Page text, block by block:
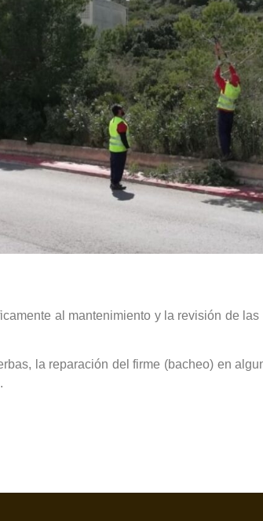
al mantenimiento y la revisión de
la reparación del firme (bacheo) en